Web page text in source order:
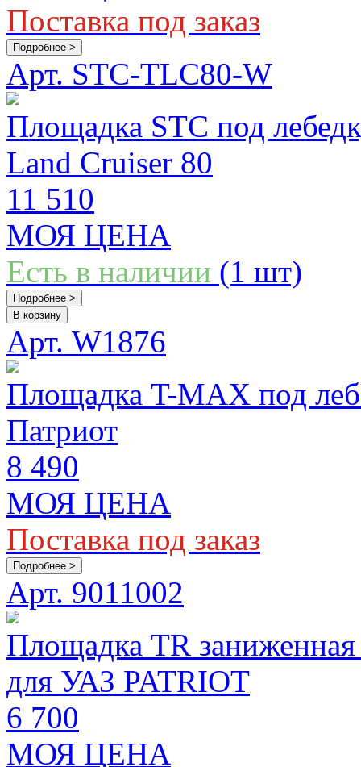
Поставка под заказ
Подробнее >
Арт. STC-TLC80-W
Площадка STC под
Land Cruiser 80
11 510
МОЯ ЦЕНА
Есть в наличии (1 шт)
Подробнее >
В корзину
Арт. W1876
Площадка T-MAX под
Патриот
8 490
МОЯ ЦЕНА
Поставка под заказ
Подробнее >
Арт. 9011002
Площадка TR
для УАЗ PATRIOT
6 700
МОЯ ЦЕНА